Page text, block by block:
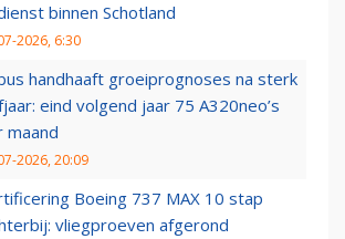
binnen Schotland
2026, 6:30
handhaaft groeiprognoses na sterk
eind volgend jaar 75 A320neo’s
maand
2026, 20:09
Boeing 737 MAX 10 stap
vliegproeven afgerond